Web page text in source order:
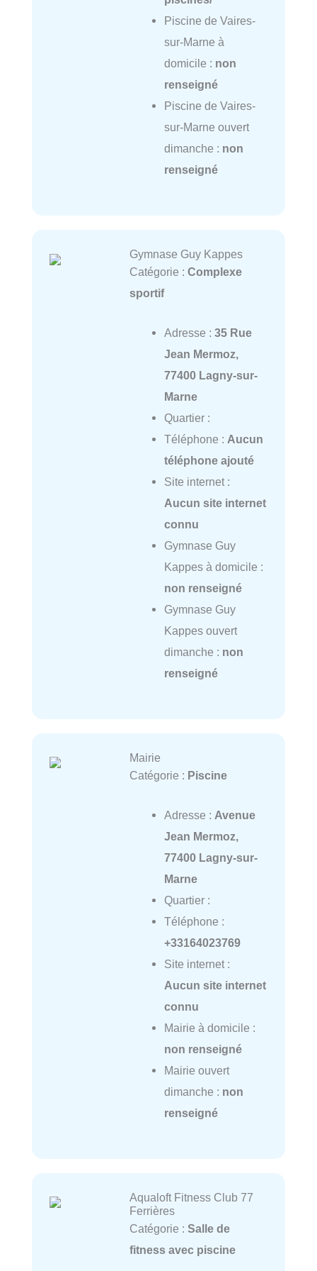
Piscine de Vaires-
sur-Marne à
domicile : non
renseigné
Piscine de Vaires-
sur-Marne ouvert
dimanche : non
renseigné
Gymnase Guy Kappes
Catégorie : Complexe
sportif
Adresse : 35 Rue
Jean Mermoz,
77400 Lagny-sur-
Marne
Quartier :
Téléphone : Aucun
téléphone ajouté
Site internet :
Aucun site internet
connu
Gymnase Guy
Kappes à domicile :
non renseigné
Gymnase Guy
Kappes ouvert
dimanche : non
renseigné
Mairie
Catégorie : Piscine
Adresse : Avenue
Jean Mermoz,
77400 Lagny-sur-
Marne
Quartier :
Téléphone :
+33164023769
Site internet :
Aucun site internet
connu
Mairie à domicile :
non renseigné
Mairie ouvert
dimanche : non
renseigné
Aqualoft Fitness Club 77
Ferrières
Catégorie : Salle de
fitness avec piscine